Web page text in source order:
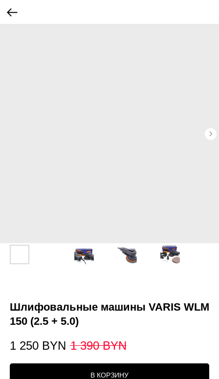
Шлифовальные машины VARIS WLM
150 (2.5 + 5.0)
1 250 BYN 1 390 BYN
В КОРЗИНУ